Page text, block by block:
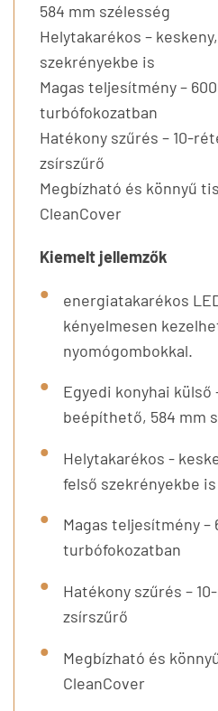
584 mm szélesség
Helytakarékos –
szekrényekbe is
Magas teljesítmény –
turbófokozatban
Hatékony szűrés – 10-
zsírszűrő
Megbízható és könnyű
CleanCover
Kiemelt jellemzők
energiatakarékos
kényelmesen
nyomógombokkal.
Egyedi konyhai külső
beépíthető, 584 mm
Helytakarékos -
felső szekrényekbe is
Magas teljesítmény –
turbófokozatban
Hatékony szűrés –
zsírszűrő
Megbízható és
CleanCover